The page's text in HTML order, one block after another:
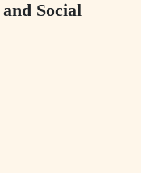
Social